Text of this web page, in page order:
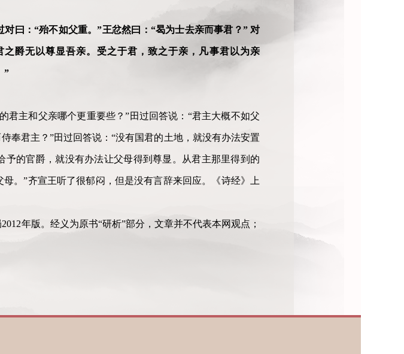
曰：“殆不如父重。”王忿然曰：“曷为士去亲而事君？” 对
爵无以尊显吾亲。受之于君，致之于亲，凡事君以为亲
”
君主和父亲哪个更重要些？”田过回答说：“君主大概不如父
奉君主？”田过回答说：“没有国君的土地，就没有办法安置
的官爵，就没有办法让父母得到尊显。从君主那里得到的
。”齐宣王听了很郁闷，但是没有言辞来回应。《诗经》上
年版。经义为原书“研析”部分，文章并不代表本网观点；